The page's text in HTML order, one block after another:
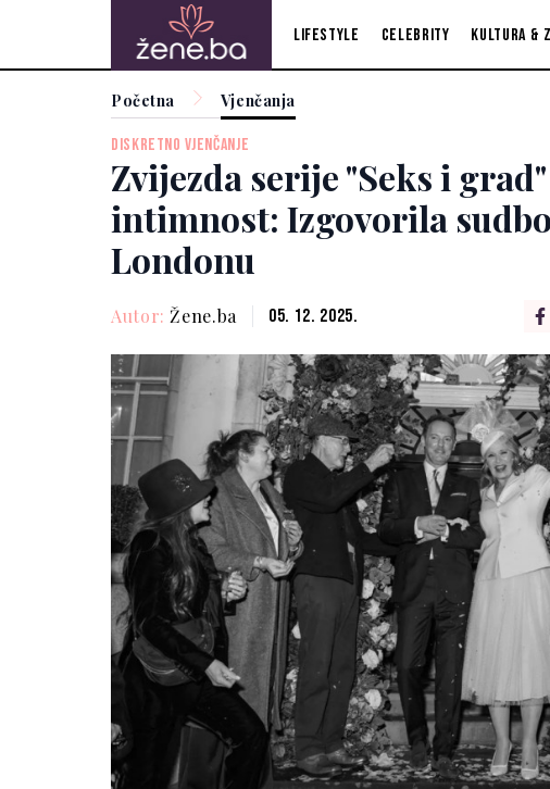
Lifestyle Celebrity Kultura &
Početna Vjenčanja
DISKRETNO VJENČANJE
Zvijezda serije "Seks i
intimnost: Izgovorila
Londonu
Autor: Žene.ba 05. 12. 2025.